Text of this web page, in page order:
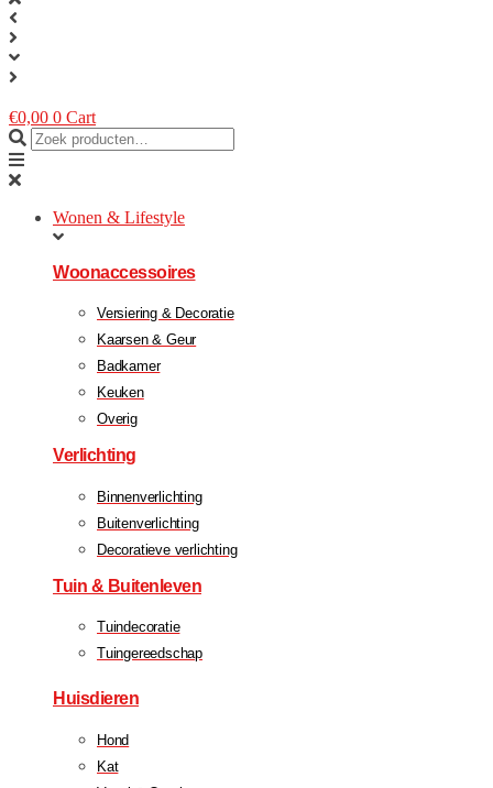
€0,00 0 Cart
Wonen & Lifestyle
Woonaccessoires
Versiering & Decoratie
Kaarsen & Geur
Badkamer
Keuken
Overig
Verlichting
Binnenverlichting
Buitenverlichting
Decoratieve verlichting
Tuin & Buitenleven
Tuindecoratie
Tuingereedschap
Huisdieren
Hond
Kat